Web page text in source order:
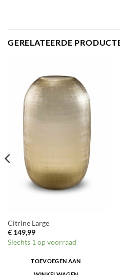
GERELATEERDE
Citrine Large
€149,99
Slechts 1 op voorraad
TOEVOEGEN AAN